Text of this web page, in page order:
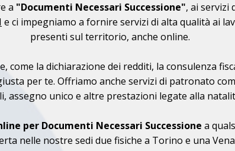
a "Documenti Necessari Successione", ai servizi
e ci impegniamo a fornire servizi di alta qualità ai
presenti sul territorio, anche online.
come la dichiarazione dei redditi, la consulenza
per te. Offriamo anche servizi di patronato
assegno unico e altre prestazioni legate alla
per Documenti Necessari Successione a
nelle nostre sedi due fisiche a Torino e una